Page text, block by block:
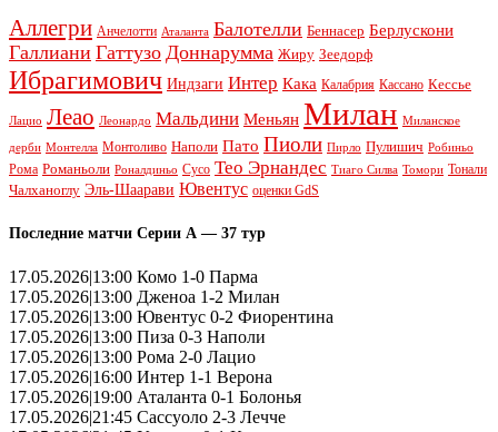
Аллегри Анчелотти Аталанта Балотелли Беннасер Берлускони
Галлиани Гаттузо Доннарумма Жиру Зеедорф
Ибрагимович Индзаги Интер Кака Калабрия Кассано Кессье
Лацио Леао Леонардо Мальдини Меньян Милан Миланское
дерби Монтелла Монтоливо Наполи Пато Пиоли Пирло Пулишич Робиньо
Рома Романьоли Роналдиньо Сусо Тео Эрнандес Тиаго Силва Томори Тонали
Чалханоглу Эль-Шаарави Ювентус оценки GdS
Последние матчи Серии А — 37 тур
17.05.2026|13:00 Комо 1-0 Парма
17.05.2026|13:00 Дженоа 1-2 Милан
17.05.2026|13:00 Ювентус 0-2 Фиорентина
17.05.2026|13:00 Пиза 0-3 Наполи
17.05.2026|13:00 Рома 2-0 Лацио
17.05.2026|16:00 Интер 1-1 Верона
17.05.2026|19:00 Аталанта 0-1 Болонья
17.05.2026|21:45 Сассуоло 2-3 Лечче